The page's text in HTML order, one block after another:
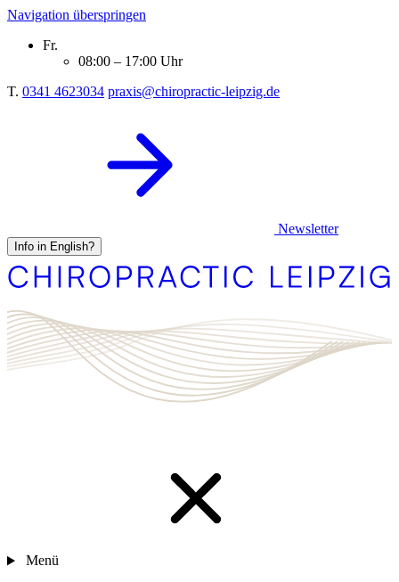
Navigation überspringen
Fr.
08:00 – 17:00 Uhr
T. 0341 4623034 praxis@chiropractic-leipzig.de
Newsletter
Info in English?
Menü